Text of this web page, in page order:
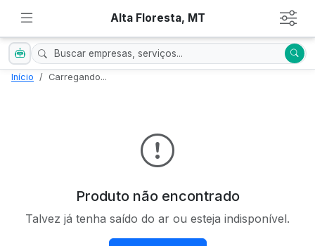
Alta Floresta, MT
Início Carregando...
Produto não encontrado
Talvez já tenha saído do ar ou esteja indisponível.